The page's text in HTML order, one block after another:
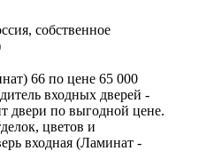
собственное
66 по цене 65 000
входных дверей -
двери по выгодной цене.
цветов и
входная (Ламинат -